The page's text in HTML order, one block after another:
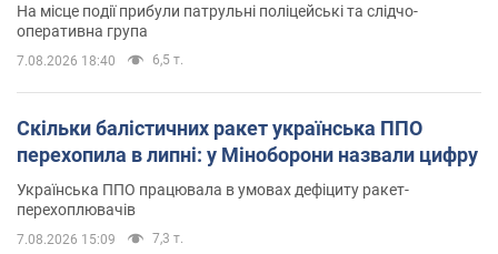
На місце події прибули патрульні поліцейські та слідчо-
оперативна група
7.08.2026 18:40 6,5 т.
Скільки балістичних ракет українська ППО
перехопила в липні: у Міноборони назвали цифру
Українська ППО працювала в умовах дефіциту ракет-
перехоплювачів
7.08.2026 15:09 7,3 т.